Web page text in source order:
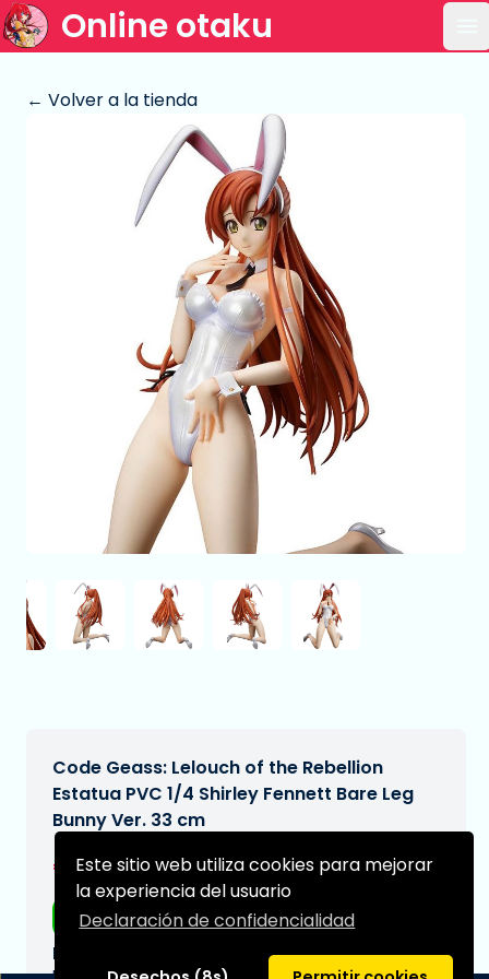
Este sitio web utiliza cookies para mejorar
la experiencia del usuario
Declaración de confidencialidad
Online otaku
← Volver a la tienda
Code Geass: Lelouch of the Rebellion
Estatua PVC 1/4 Shirley Fennett Bare Leg
Bunny Ver. 33 cm
€349,99[Sujeto a cambios]
Envío gratis
Fecha de entrega prevista: